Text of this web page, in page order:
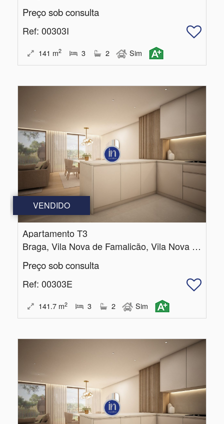
Preço sob consulta
Ref: 00303I
141 m2 3 2 Sim
VENDIDO
Apartamento T3
Braga, Vila Nova de Famalicão, Vila Nova de Famalicão e Calendário
Preço sob consulta
Ref: 00303E
141.7 m2 3 2 Sim